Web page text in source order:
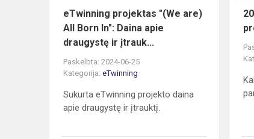
eTwinning projektas "(We are)
All Born In": Daina apie
draugystę ir įtrauk...
Paskelbta: 2024-06-25
Kategorija: eTwinning
Sukurta eTwinning projekto daina
apie draugystę ir įtrauktį.